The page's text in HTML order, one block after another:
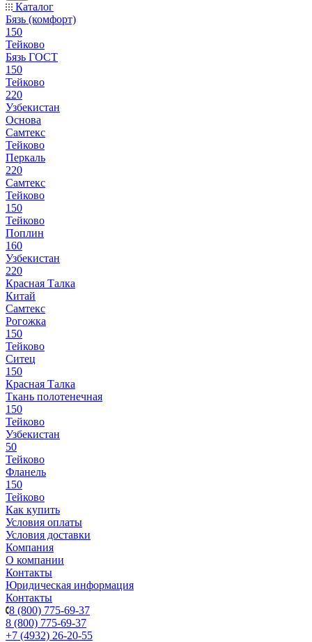
Каталог
Бязь (комфорт)
150
Тейково
Бязь ГОСТ
150
Тейково
220
Узбекистан
Основа
Самтекс
Тейково
Перкаль
220
Самтекс
Тейково
150
Тейково
Поплин
160
Узбекистан
220
Красная Талка
Китай
Самтекс
Рогожка
150
Тейково
Ситец
150
Красная Талка
Ткань полотенечная
150
Тейково
Узбекистан
50
Тейково
Фланель
150
Тейково
Как купить
Условия оплаты
Условия доставки
Компания
О компании
Контакты
Юридическая информация
Контакты
8 (800) 775-69-37
8 (800) 775-69-37
+7 (4932) 26-20-55